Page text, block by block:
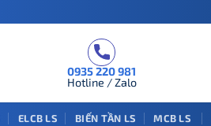
0935 220 981
Hotline / Zalo
ELCB LS BIẾN TẦN LS MCB LS